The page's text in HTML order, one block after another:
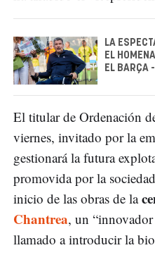
LA
EL
EL BARÇA
El titular de Ordenación
viernes, invitado por la
gestionará la futura
promovida por la
inicio de las obras de la
Chantrea, un
llamado a introducir la